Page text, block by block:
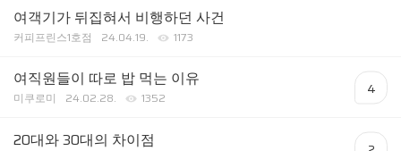
여객기가 뒤집혀서 비행하던 사건
커피프린스1호점 24.04.19. 1173
여직원들이 따로 밥 먹는 이유
미쿠로미 24.02.28. 1352
4
20대와 30대의 차이점